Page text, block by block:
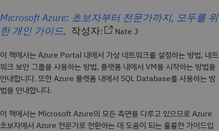
Microsoft Azure: 초보자부터 전문가까지, 모두를 위
한 개인 가이드, 작성자: Nate J
이 책에서는 Azure Portal 내에서 가상 네트워크를 설정하는 방법, 네트
워크 보안 그룹을 사용하는 방법, 플랫폼 내에서 VM을 시작하는 방법을
안내합니다. 또한 Azure 플랫폼 내에서 SQL Database를 사용하는 방
법을 안내합니다.
이 책에서는 Microsoft Azure의 모든 측면을 다루고 있으므로 Azure
초보자에서 Azure 전문가로 전환하는 데 도움이 되는 훌륭한 가이드입